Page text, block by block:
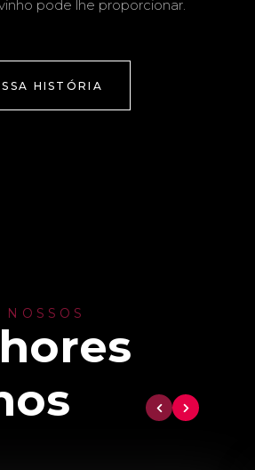
pode lhe proporcionar.
HISTÓRIA